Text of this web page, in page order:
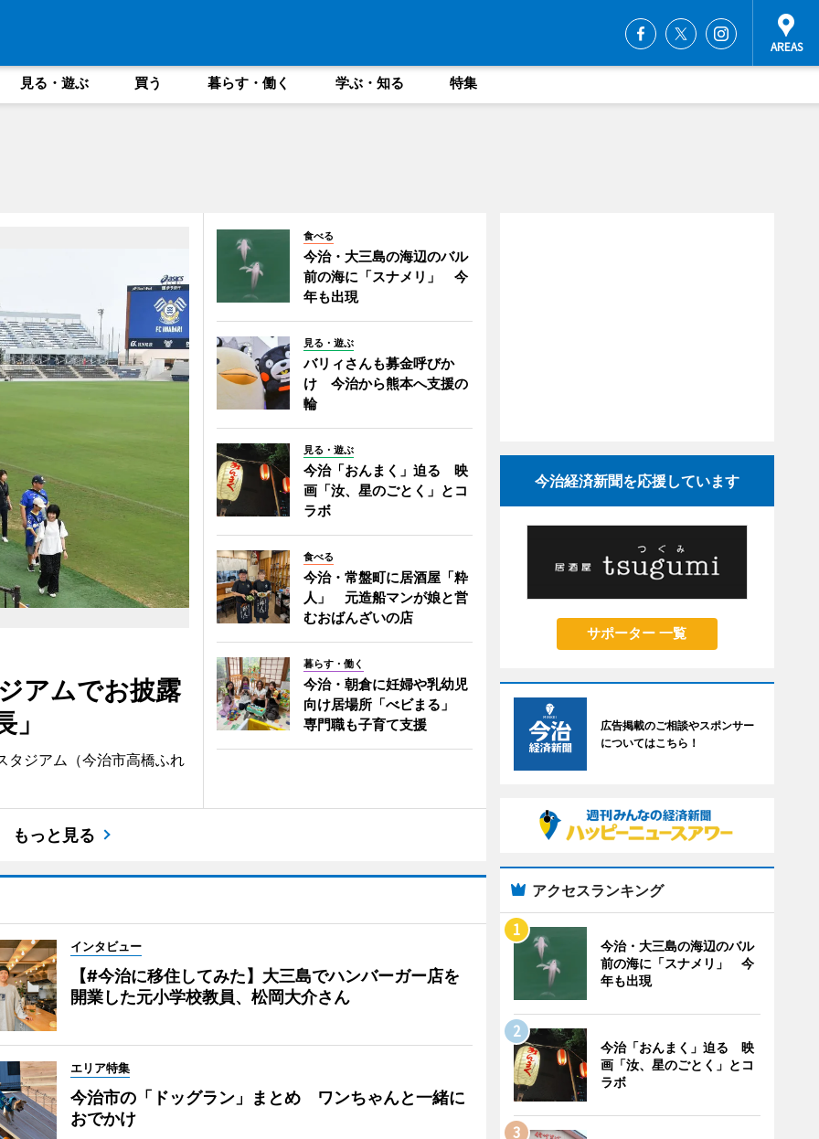
見る・遊ぶ 買う 暮らす・働く 学ぶ・知る 特集
アムでお披露
タジアム（今治市高橋ふれ
食べる
今治・大三島の海辺のバル
前の海に「スナメリ」 今
年も出現
見る・遊ぶ
バリィさんも募金呼びか
け 今治から熊本へ支援の
輪
見る・遊ぶ
今治「おんまく」迫る 映
画「汝、星のごとく」とコ
ラボ
食べる
今治・常盤町に居酒屋「粋
人」 元造船マンが娘と営
むおばんざいの店
暮らす・働く
今治・朝倉に妊婦や乳幼児
向け居場所「べビまる」
専門職も子育て支援
もっと見る
インタビュー
【#今治に移住してみた】大三島でハンバーガー店を
開業した元小学校教員、松岡大介さん
エリア特集
今治市の「ドッグラン」まとめ ワンちゃんと一緒に
おでかけ
今治経済新聞を応援しています
サポーター 一覧
広告掲載のご相談やスポンサー
についてはこちら！
アクセスランキング
今治・大三島の海辺のバル
前の海に「スナメリ」 今
年も出現
今治「おんまく」迫る 映
画「汝、星のごとく」とコ
ラボ